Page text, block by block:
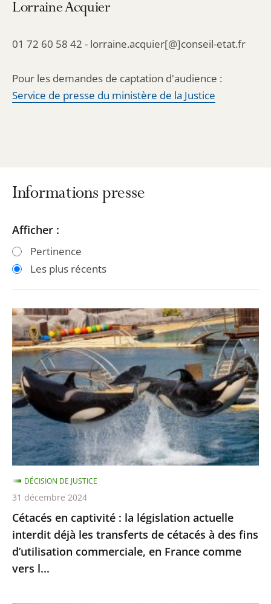
Lorraine Acquier
01 72 60 58 42 - lorraine.acquier[@]conseil-etat.fr
Pour les demandes de captation d'audience :
Service de presse du ministère de la Justice
Informations presse
Passer
les
filtres
après
Passer
les
filtres
avant
Afficher :
Pertinence
Les plus récents
Cétacés
en
captivité
la
législation
actuelle
interdit
déjà
les
transferts
de
cétacés
à
des
fins
Cétacés en captivité : la législation actuelle
interdit déjà les transferts de cétacés à des fins
d’utilisation commerciale, en France comme
vers l...
DÉCISION DE JUSTICE
31 décembre 2024